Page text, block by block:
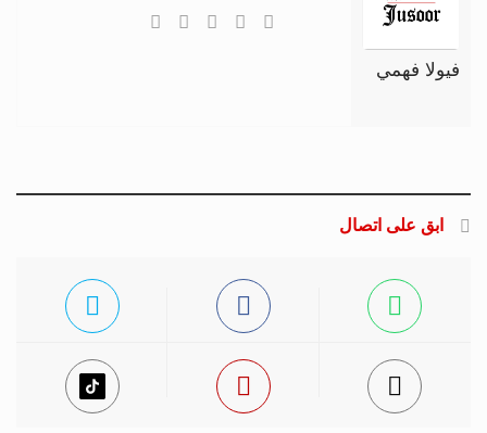
فيولا فهمي
ابق على اتصال